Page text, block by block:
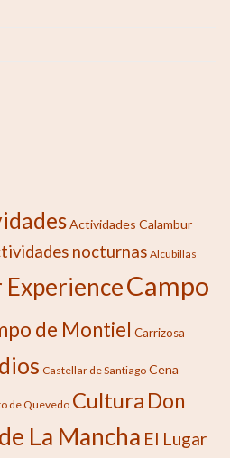
Actividades Calambur
nocturnas Alcubillas
ExperienceCampo
de Montiel Carrizosa
Castellar de Santiago Cena
de Quevedo Cultura Don
La Mancha El Lugar